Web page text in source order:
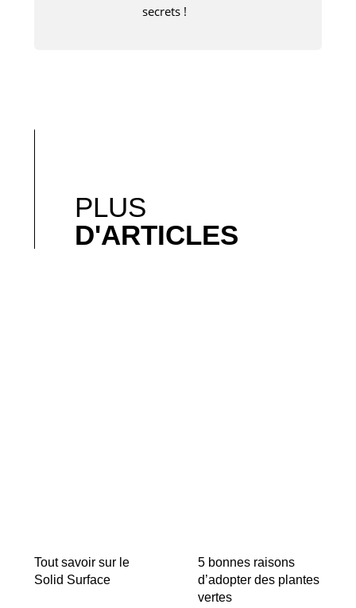
secrets !
PLUS
D'ARTICLES
Tout savoir sur le
Solid Surface
5 bonnes raisons
d’adopter des plantes
vertes